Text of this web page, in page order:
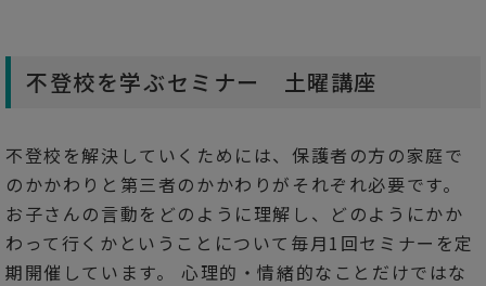
不登校を学ぶセミナー 土曜講座
不登校を解決していくためには、保護者の方の家庭で
のかかわりと第三者のかかわりがそれぞれ必要です。
お子さんの言動をどのように理解し、どのようにかか
わって行くかということについて毎月1回セミナーを定
期開催しています。 心理的・情緒的なことだけではな